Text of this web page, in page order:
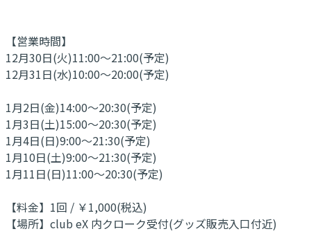
【営業時間】
12月30日(火)11:00～21:00(予定)
12月31日(水)10:00～20:00(予定)
1月2日(金)14:00～20:30(予定)
1月3日(土)15:00～20:30(予定)
1月4日(日)9:00～21:30(予定)
1月10日(土)9:00～21:30(予定)
1月11日(日)11:00～20:30(予定)
【料金】1回 / ￥1,000(税込)
【場所】club eX 内クローク受付(グッズ販売入口付近)